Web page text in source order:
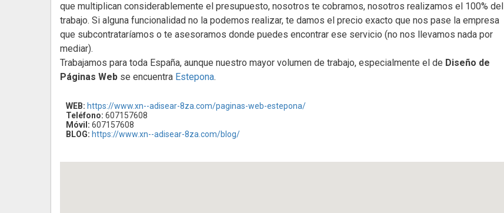
que multiplican considerablemente el presupuesto, nosotros te cobramos, nosotros realizamos el 100% del
trabajo. Si alguna funcionalidad no la podemos realizar, te damos el precio exacto que nos pase la empresa
que subcontrataríamos o te asesoramos donde puedes encontrar ese servicio (no nos llevamos nada por
mediar).
Trabajamos para toda España, aunque nuestro mayor volumen de trabajo, especialmente el de Diseño de
Páginas Web se encuentra Estepona.
WEB: https://www.xn--adisear-8za.com/paginas-web-estepona/
Teléfono: 607157608
Móvil: 607157608
BLOG: https://www.xn--adisear-8za.com/blog/